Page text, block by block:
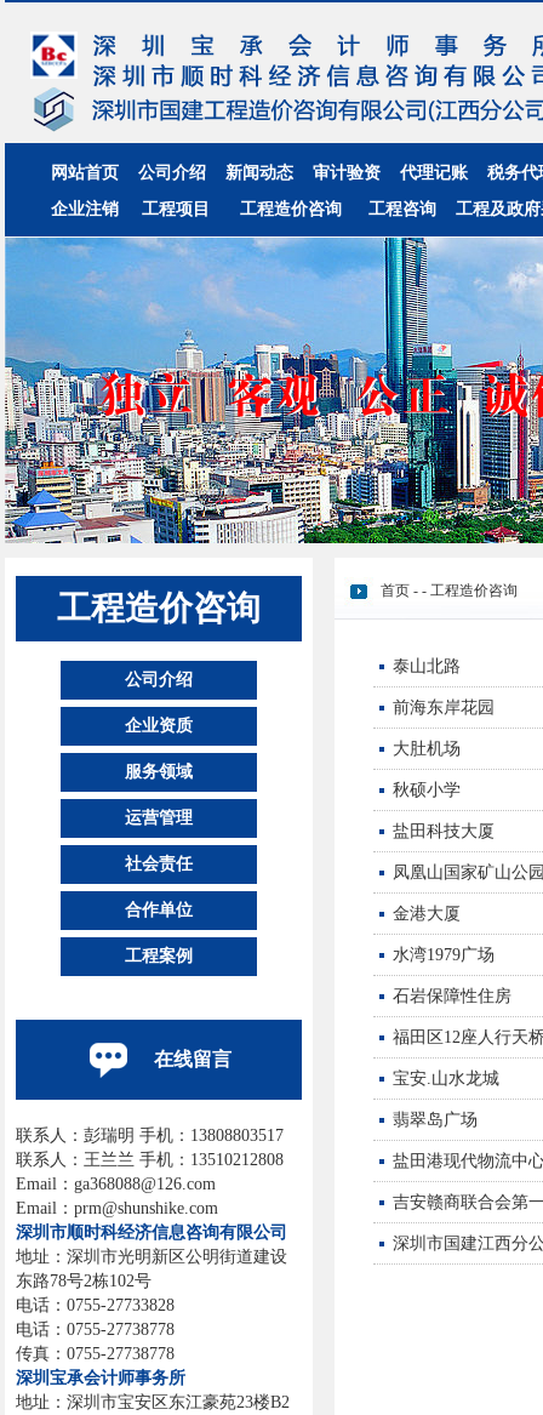
网站首页 公司介绍 新闻动态 审计验资 代理记账
税务代
企业注销
工程项目 工程造价咨询 工程咨询 工程及政
首页 - - 工程造价咨询
泰山北路
前海东岸花园
大肚机场
秋硕小学
盐田科技大厦
凤凰山国家矿山公
金港大厦
水湾1979广场
石岩保障性住房
福田区12座人行天
宝安.山水龙城
翡翠岛广场
盐田港现代物流中
吉安赣商联合会第
深圳市国建江西分
工程造价咨询
公司介绍
企业资质
服务领域
运营管理
社会责任
合作单位
工程案例
在线留言
联系人：彭瑞明 手机：13808803517
联系人：王兰兰 手机：13510212808
Email：ga368088@126.com
Email：prm@shunshike.com
深圳市顺时科经济信息咨询有限公司
地址：深圳市光明新区公明街道建设
东路78号2栋102号
电话：0755-27733828
电话：0755-27738778
传真：0755-27738778
深圳宝承会计师事务所
地址：深圳市宝安区东江豪苑23楼B2